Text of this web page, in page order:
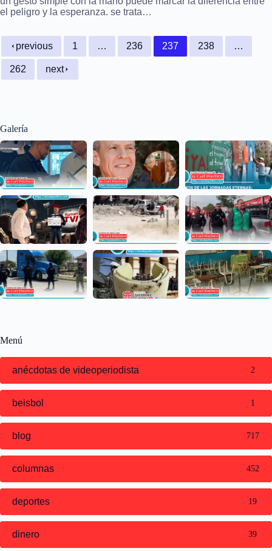
el peligro y la esperanza. se trata…
previous 1 … 236 237 238 …
262 next
Galería
Menú
anécdotas de videoperiodista 2
beisbol 1
blog 717
columnas 452
deportes 19
dinero 39